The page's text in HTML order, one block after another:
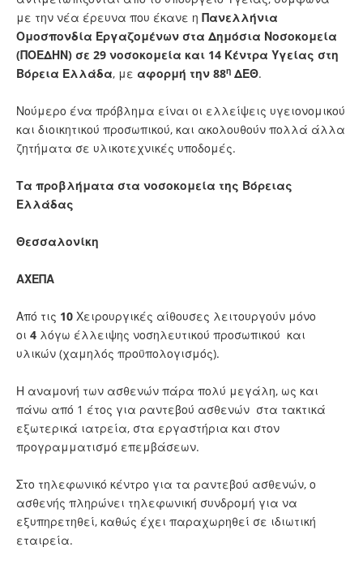
με την νέα έρευνα που έκανε η Πανελλήνια
Ομοσπονδία Εργαζομένων στα Δημόσια Νοσοκομεία
(ΠΟΕΔΗΝ) σε 29 νοσοκομεία και 14 Κέντρα Υγείας στη
Βόρεια Ελλάδα, με αφορμή την 88η ΔΕΘ.
Νούμερο ένα πρόβλημα είναι οι ελλείψεις υγειονομικού
και διοικητικού προσωπικού, και ακολουθούν πολλά άλλα
ζητήματα σε υλικοτεχνικές υποδομές.
Τα προβλήματα στα νοσοκομεία της Βόρειας
Ελλάδας
Θεσσαλονίκη
ΑΧΕΠΑ
Από τις 10 Χειρουργικές αίθουσες λειτουργούν μόνο
οι 4 λόγω έλλειψης νοσηλευτικού προσωπικού και
υλικών (χαμηλός προϋπολογισμός).
Η αναμονή των ασθενών πάρα πολύ μεγάλη, ως και
πάνω από 1 έτος για ραντεβού ασθενών στα τακτικά
εξωτερικά ιατρεία, στα εργαστήρια και στον
προγραμματισμό επεμβάσεων.
Στο τηλεφωνικό κέντρο για τα ραντεβού ασθενών, ο
ασθενής πληρώνει τηλεφωνική συνδρομή για να
εξυπηρετηθεί, καθώς έχει παραχωρηθεί σε ιδιωτική
εταιρεία.